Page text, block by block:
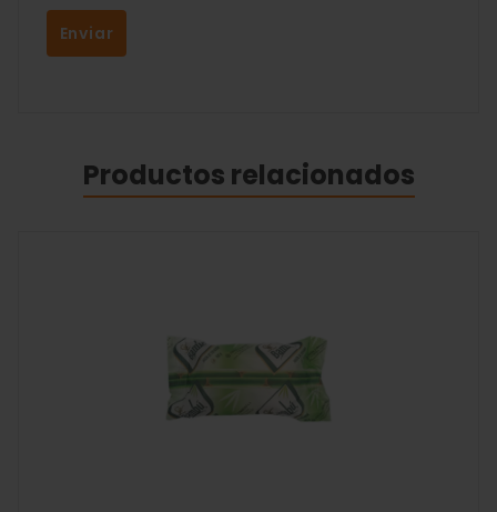
Productos relacionados